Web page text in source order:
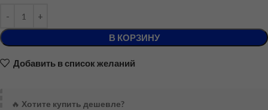
В КОРЗИНУ
Добавить в список желаний
🔥 Хотите купить дешевле?